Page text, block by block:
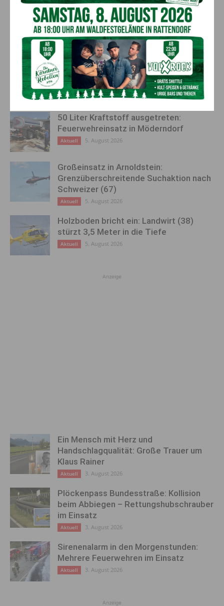
Vorheriger Artikel
STREUOBSTWIESE –
Eröffnung im Serviten-Garten
Nächster Artikel
Erstes Psychosoziales
Therapiezentrum Kärntens in
Villach: Vollbetrieb ab Herbst
AKTUELLES
50 Liter Kraftstoff ausgetreten:
Feuerwehreinsatz in Möderndorf
Aktuell 5. August 2026
Großeinsatz in Arnoldstein:
Grenzüberschreitende Suchaktion nach
Schweizer (67)
Aktuell 5. August 2026
Holzboden bricht ein: Landwirt (38)
stürzt 3,5 Meter in die Tiefe
Aktuell 5. August 2026
Anzeige
Ein Mensch mit Herz und
Handschlagqualität: Große Trauer um
Klaus Rainer
Aktuell 3. August 2026
Plöckenpass Bundesstraße: Kollision
beim Abbiegen – Rettungshubschrauber
im Einsatz
Aktuell 3. August 2026
Sirenenalarm in den Morgenstunden:
Mehrere Feuerwehren im Einsatz
Aktuell 3. August 2026
Anzeige